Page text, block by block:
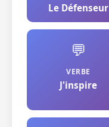
Le Défenseur
💬
VERBE
J'inspire